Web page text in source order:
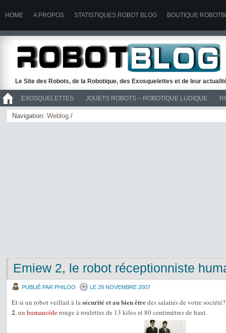
HOME A PROPOS STATISTIQUES ROBOT BLOG BOUTIQUE
Le Site des Robots, de la Robotique, des Exosquelettes et de leur
EXOSQUELETTES JOUETS ROBOTS – ROBOTIQUE LUDIQUE
>> ROBOTS
Navigation: Weblog /
Emiew 2, le robot réceptionniste
PUBLIÉ PAR PHILOO LE 29 NOVEMBRE 2007
Et si un robot veillait à lasécurité et au bien êtredes salariés de votre
2, un humanoïderouge à roulettes de 13 kilos et 80 centimètres de haut.